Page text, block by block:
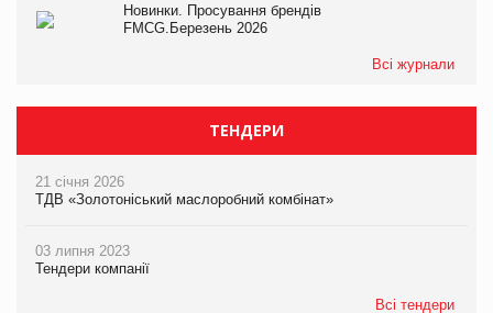
Новинки. Просування брендів
FMCG.Березень 2026
Всі журнали
ТЕНДЕРИ
21 січня 2026
ТДВ «Золотоніський маслоробний комбінат»
03 липня 2023
Тендери компанії
Всі тендери